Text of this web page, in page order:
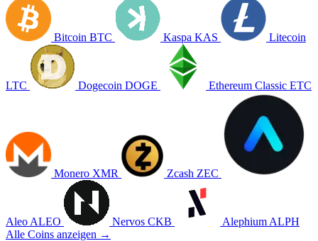
Bitcoin BTC Kaspa KAS Litecoin
LTC Dogecoin DOGE Ethereum Classic ETC
Monero XMR Zcash ZEC
Aleo ALEO Nervos CKB Alephium ALPH
Alle Coins anzeigen →